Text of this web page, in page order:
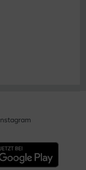
Instagram